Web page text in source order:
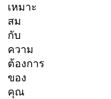
เหมาะ
สม
กับ
ความ
ต้องการ
ของ
คุณ